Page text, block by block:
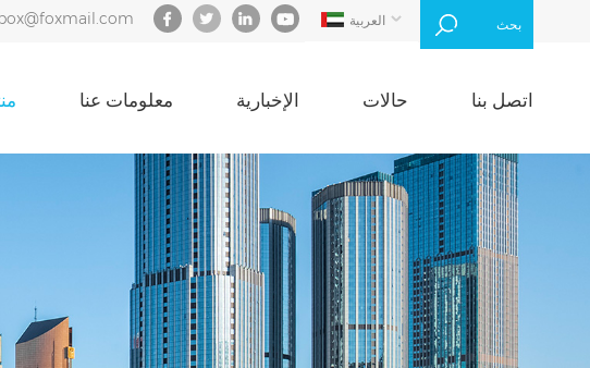
بحث العربية
معلومات عنا الإخبارية حالات اتصل بنا